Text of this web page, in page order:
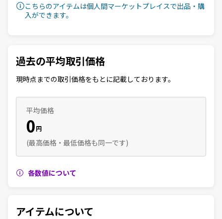
こちらのアイテムは個人間マーケットプレイスで出品・購
入ができます。
過去の平均取引価格
現時点までの取引価格をもとに記載しております。
平均価格
0円
(最高価格・最低価格も同一です)
各数値について
アイテムについて